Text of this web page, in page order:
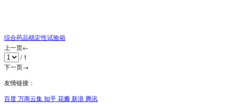
综合药品稳定性试验箱
上一页←
/ 1
下一页→
友情链接：
百度万商云集知乎花瓣新浪 腾讯